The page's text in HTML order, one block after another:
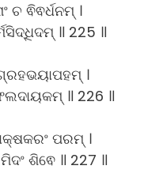
ଚ ଵିଵର୍ଧନମ୍ ।
॥ 225 ॥
।
॥ 226 ॥
ପରମ୍ ।
ଶିଵେ ॥ 227 ॥